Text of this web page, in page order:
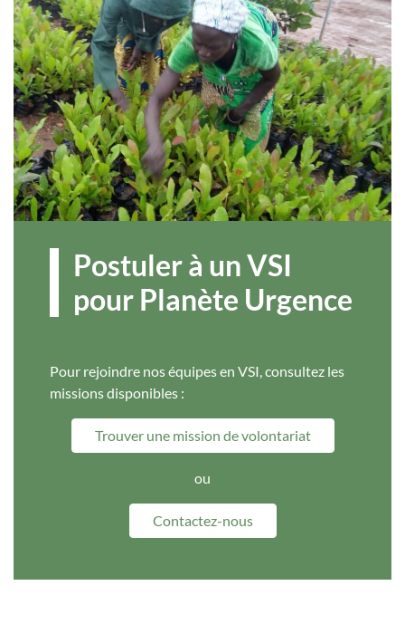
Postuler à un VSI
pour Planète Urgence
Pour rejoindre nos équipes en VSI, consultez les
missions disponibles :
Trouver une mission de volontariat
ou
Contactez-nous